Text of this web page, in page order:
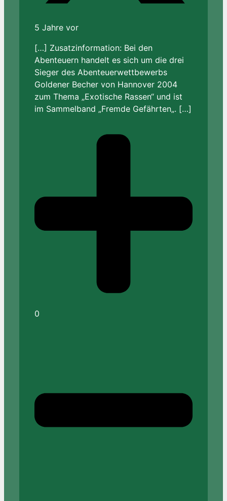
5 Jahre vor
[…] Zusatzinformation: Bei den
Abenteuern handelt es sich um die drei
Sieger des Abenteuerwettbewerbs
Goldener Becher von Hannover 2004
zum Thema „Exotische Rassen“ und ist
im Sammelband „Fremde Gefährten„. […]
0